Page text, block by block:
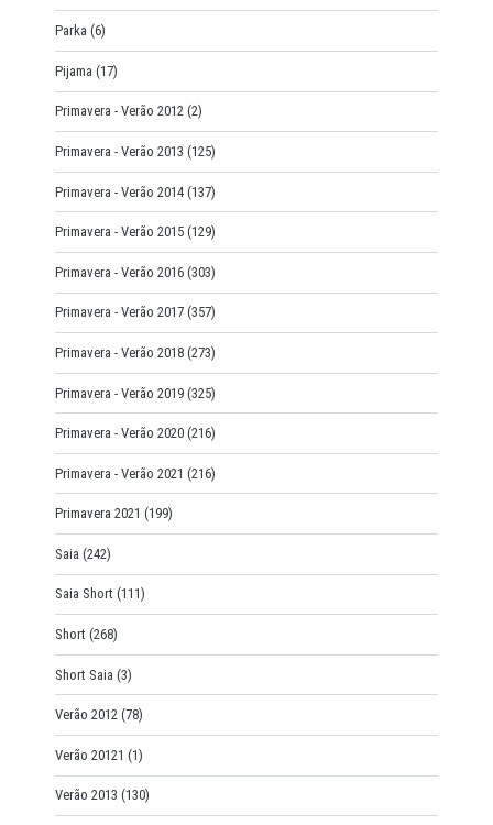
Parka (6)
Pijama (17)
Primavera - Verão 2012 (2)
Primavera - Verão 2013 (125)
Primavera - Verão 2014 (137)
Primavera - Verão 2015 (129)
Primavera - Verão 2016 (303)
Primavera - Verão 2017 (357)
Primavera - Verão 2018 (273)
Primavera - Verão 2019 (325)
Primavera - Verão 2020 (216)
Primavera - Verão 2021 (216)
Primavera 2021 (199)
Saia (242)
Saia Short (111)
Short (268)
Short Saia (3)
Verão 2012 (78)
Verão 20121 (1)
Verão 2013 (130)